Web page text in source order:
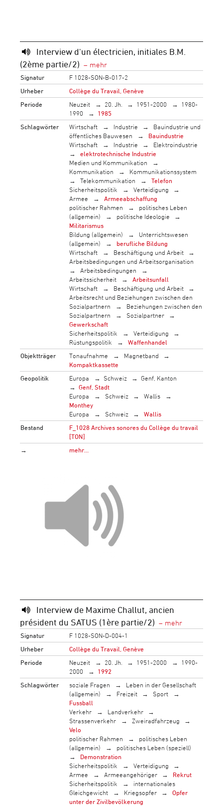
Interview d'un électricien, initiales B.M.
(2ème partie/2)
Signatur
F 1028-SON-B-017-2
Urheber
Collège du Travail, Genève
Periode
Neuzeit 20. Jh. 1951-2000
1980-
1990
1985
Schlagwörter
Wirtschaft Industrie
Bauindustrie und
öffentliches Bauwesen
Bauindustrie
Wirtschaft
Industrie
Elektroindustrie
elektrotechnische Industrie
Medien und Kommunikation
Kommunikation
Kommunikationssystem
Telekommunikation
Telefon
Sicherheitspolitik
Verteidigung
Armee
Armeeabschaffung
politischer Rahmen
politisches Leben
(allgemein)
politische Ideologie
Militarismus
Bildung (allgemein)
Unterrichtswesen
(allgemein)
berufliche Bildung
Wirtschaft
Beschäftigung und Arbeit
Arbeitsbedingungen und Arbeitsorganisation
Arbeitsbedingungen
Arbeitssicherheit
Arbeitsunfall
Wirtschaft
Beschäftigung und Arbeit
Arbeitsrecht und Beziehungen zwischen den
Sozialpartnern
Beziehungen zwischen den
Sozialpartnern
Sozialpartner
Gewerkschaft
Sicherheitspolitik
Verteidigung
Rüstungspolitik
Waffenhandel
Objektträger
Tonaufnahme
Magnetband
Kompaktkassette
Geopolitik
Europa Schweiz
Genf, Kanton
Genf, Stadt
Europa
Schweiz
Wallis
Monthey
Europa
Schweiz
Wallis
Bestand
F_1028 Archives sonores du Collège du travail
[TON]
→
mehr…
Interview de Maxime Challut, ancien
président du SATUS (1ère partie/2)
Signatur
F 1028-SON-D-004-1
Urheber
Collège du Travail, Genève
Periode
Neuzeit 20. Jh. 1951-2000
1990-
2000
1992
Schlagwörter
soziale Fragen
Leben in der Gesellschaft
(allgemein)
Freizeit
Sport
Fussball
Verkehr
Landverkehr
Strassenverkehr
Zweiradfahrzeug
Velo
politischer Rahmen
politisches Leben
(allgemein)
politisches Leben (speziell)
Demonstration
Sicherheitspolitik
Verteidigung
Armee
Armeeangehöriger
Rekrut
Sicherheitspolitik
internationales
Gleichgewicht
Kriegsopfer
Opfer
unter der Zivilbevölkerung